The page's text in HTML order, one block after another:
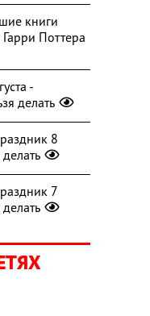
книги
Поттера
-
делать
8
делать
7
делать